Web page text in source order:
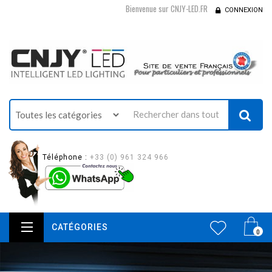
Bienvenue sur CNJY-LED.FR CONNEXION
Téléphone : +33 (0) 961 324 966
0
CATÉGORIES